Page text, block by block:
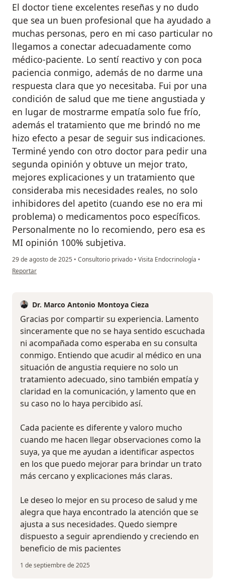
El doctor tiene excelentes reseñas y no dudo
que sea un buen profesional que ha ayudado a
muchas personas, pero en mi caso particular no
llegamos a conectar adecuadamente como
médico-paciente. Lo sentí reactivo y con poca
paciencia conmigo, además de no darme una
respuesta clara que yo necesitaba. Fui por una
condición de salud que me tiene angustiada y
en lugar de mostrarme empatía solo fue frío,
además el tratamiento que me brindó no me
hizo efecto a pesar de seguir sus indicaciones.
Terminé yendo con otro doctor para pedir una
segunda opinión y obtuve un mejor trato,
mejores explicaciones y un tratamiento que
consideraba mis necesidades reales, no solo
inhibidores del apetito (cuando ese no era mi
problema) o medicamentos poco específicos.
Personalmente no lo recomiendo, pero esa es
MI opinión 100% subjetiva.
29 de agosto de 2025 • Consultorio privado • Visita Endocrinología •
en opinión del usuario V.O.
Reportar
Dr. Marco Antonio Montoya Cieza
Gracias por compartir su experiencia. Lamento
sinceramente que no se haya sentido escuchada
ni acompañada como esperaba en su consulta
conmigo. Entiendo que acudir al médico en una
situación de angustia requiere no solo un
tratamiento adecuado, sino también empatía y
claridad en la comunicación, y lamento que en
su caso no lo haya percibido así.
Cada paciente es diferente y valoro mucho
cuando me hacen llegar observaciones como la
suya, ya que me ayudan a identificar aspectos
en los que puedo mejorar para brindar un trato
más cercano y explicaciones más claras.
Le deseo lo mejor en su proceso de salud y me
alegra que haya encontrado la atención que se
ajusta a sus necesidades. Quedo siempre
dispuesto a seguir aprendiendo y creciendo en
beneficio de mis pacientes
1 de septiembre de 2025